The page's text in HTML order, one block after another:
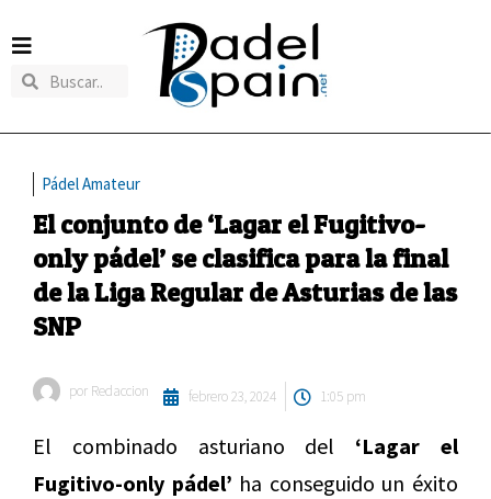
Pádel Amateur
El conjunto de ‘Lagar el Fugitivo-
only pádel’ se clasifica para la final
de la Liga Regular de Asturias de las
SNP
por Redaccion febrero 23, 2024 1:05 pm
El combinado asturiano del ‘Lagar el
Fugitivo-only pádel’ ha conseguido un éxito